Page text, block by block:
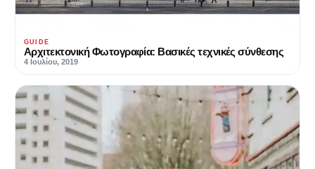
GUIDE
Αρχιτεκτονική Φωτογραφία: Βασικές τεχνικές σύνθεσης
4 Ιουλίου, 2019